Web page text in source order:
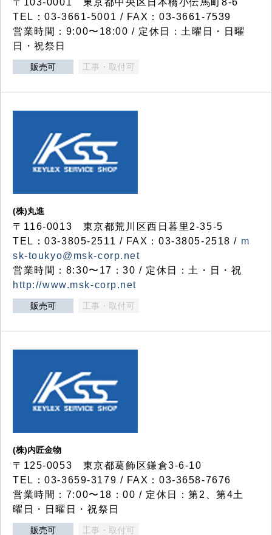
〒103-0001 東京都中央区日本橋小伝馬町8-6
TEL：03-3661-5001 / FAX：03-3661-7539
営業時間：9:00〜18:00 / 定休日：土曜日・日曜
日・祝祭日
販売可 工事・取付可
(株)丸進
〒116-0013 東京都荒川区西日暮里2-35-5
TEL：03-3805-2511 / FAX：03-3805-2518 / m
sk-toukyo@msk-corp.net
営業時間：8:30〜17：30 / 定休日：土・日・祝
http://www.msk-corp.net
販売可 工事・取付可
(株)内匠金物
〒125-0053 東京都葛飾区鎌倉3-6-10
TEL：03-3659-3179 / FAX：03-3658-7676
営業時間：7:00〜18：00 / 定休日：第2、第4土
曜日・日曜日・祝祭日
販売可 工事・取付可